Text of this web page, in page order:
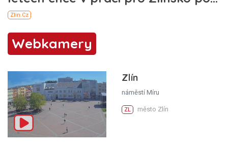
Webkamery
Zlín
náměstí Míru
ZL město Zlín